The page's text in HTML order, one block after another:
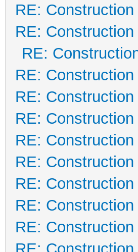
RE:
RE:
RE:
RE:
RE:
RE:
RE:
RE:
RE:
RE:
RE: